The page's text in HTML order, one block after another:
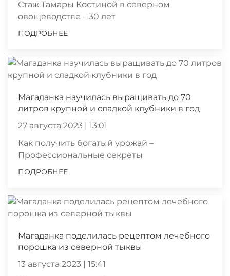
Стаж Тамары Костиной в северном
овощеводстве – 30 лет
ПОДРОБНЕЕ
Магаданка научилась выращивать до 70
литров крупной и сладкой клубники в год
27 августа 2023 | 13:01
Как получить богатый урожай –
Профессиональные секреты
ПОДРОБНЕЕ
Магаданка поделилась рецептом лечебного
порошка из северной тыквы
13 августа 2023 | 15:41